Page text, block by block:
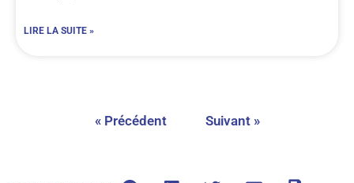
LIRE LA SUITE »
« Précédent Suivant »